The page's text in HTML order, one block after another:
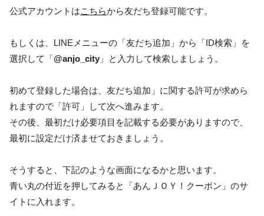
公式アカウントはこちらから友だち登録可能です。
もしくは、LINEメニューの「友だち追加」から「ID検索」を
選択して「@anjo_city 」と入力して検索しましょう。
初めて登録した場合は、友だち追加」に関する許可が求めら
れますので「許可」して次へ進みます。
その後、最初だけ必要項目を記載する必要がありますので、
最初に設定だけ済ませておきましょう。
そうすると、下記のような画面になるかと思います。
青い丸の付近を押してみると「あんＪＯＹ！クーポン」のサ
イトに入れます。